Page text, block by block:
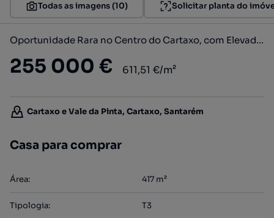
Todas as imagens (10) Solicitar planta do
Oportunidade Rara no Centro do Cartaxo, com Elevado Potencial de Const
255 000 € 611,51 €/m²
Cartaxo e Vale da Pinta, Cartaxo, Santarém
Casa para comprar
Área: 417 m²
Tipologia: T3